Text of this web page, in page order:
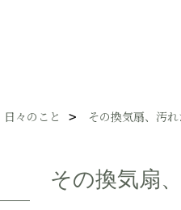
日々のこと その換気扇、汚
その換気扇